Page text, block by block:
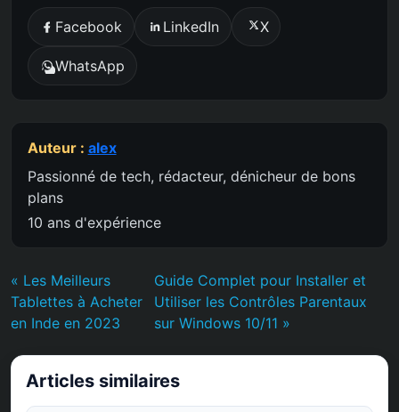
Facebook LinkedIn X
WhatsApp
Auteur : alex
Passionné de tech, rédacteur, dénicheur de bons
plans
10 ans d'expérience
« Les Meilleurs
Tablettes à Acheter
en Inde en 2023
Guide Complet pour Installer et
Utiliser les Contrôles Parentaux
sur Windows 10/11 »
Articles similaires